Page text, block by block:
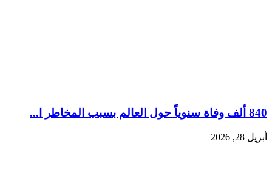
840 ألف وفاة سنوياً حول العالم بسبب المخاطر ا...
أبريل 28, 2026